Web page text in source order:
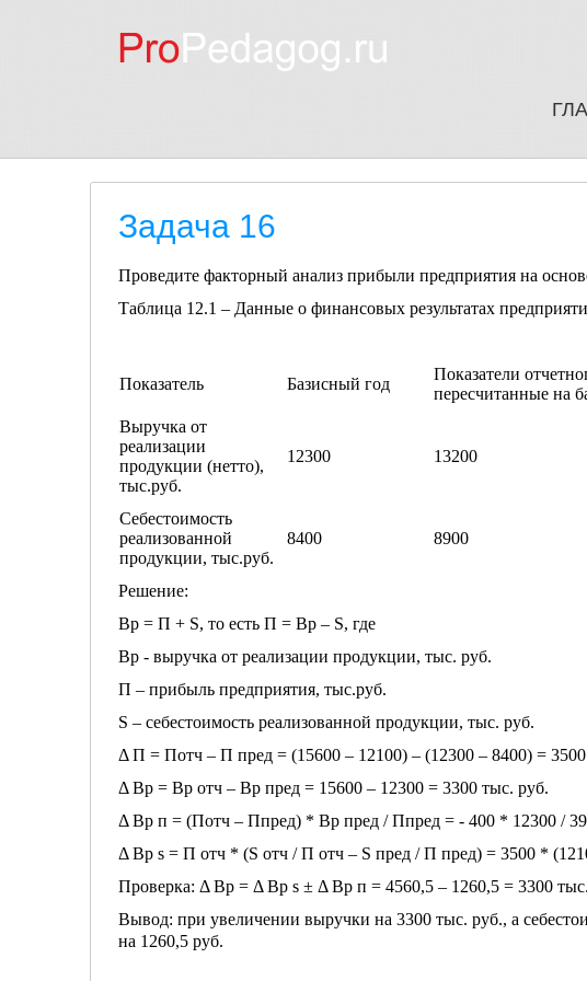
Задача 16
Проведите факторный анализ прибыли предприятия на
Таблица 12.1 – Данные о финансовых результатах
Показатель Базисный год
Показатели
пересчитанные на
Выручка от
реализации
продукции (нетто),
тыс.руб.
12300 13200
Себестоимость
реализованной
продукции, тыс.руб.
8400 8900
Решение:
Вр = П + S, то есть П = Вр – S, где
Вр - выручка от реализации продукции, тыс. руб.
П – прибыль предприятия, тыс.руб.
S – себестоимость реализованной продукции, тыс. руб.
Δ П = Потч – П пред = (15600 – 12100) – (12300 – 8400) =
Δ Вр = Вр отч – Вр пред = 15600 – 12300 = 3300 тыс. руб.
Δ Вр п = (Потч – Ппред) * Вр пред / Ппред = - 400 * 12300 /
Δ Вр s = П отч * (S отч / П отч – S пред / П пред) = 3500 *
Проверка: Δ Вр = Δ Вр s ± Δ Вр п = 4560,5 – 1260,5 = 3300
Вывод: при увеличении выручки на 3300 тыс. руб., а
на 1260,5 руб.